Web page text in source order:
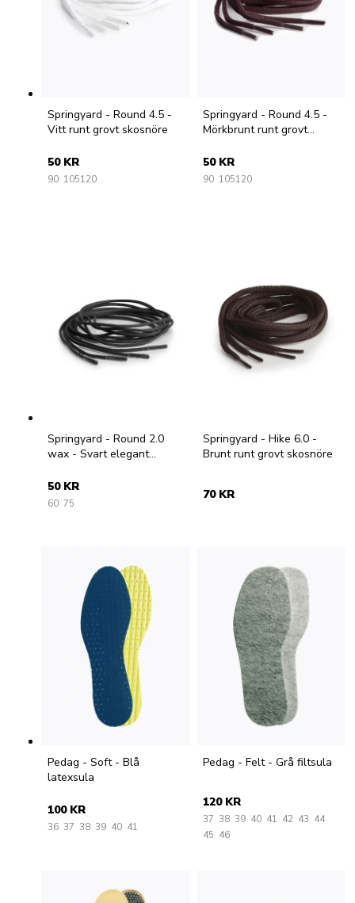
Springyard - Round 4.5 -
Vitt runt grovt skosnöre
50 KR
90 105120
Springyard - Round 4.5 -
Mörkbrunt runt grovt
50 KR
90 105120
Springyard - Round 2.0
wax - Svart elegant
50 KR
60 75
Springyard - Hike 6.0 -
Brunt runt grovt skosnöre
70 KR
Pedag - Soft - Blå
latexsula
100 KR
36 37 38 39 40 41
Pedag - Felt - Grå filtsula
120 KR
37 38 39 40 41 42 43 44
45 46